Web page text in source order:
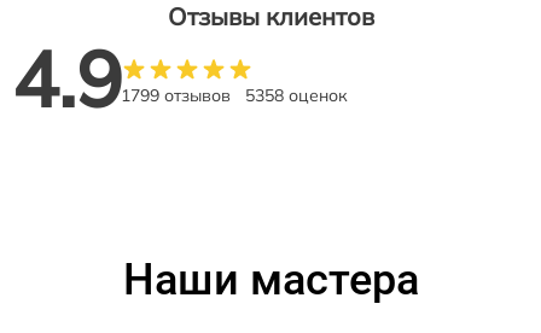
Отзывы клиентов
4.91799 отзывов 5358 оценок
Наши мастера